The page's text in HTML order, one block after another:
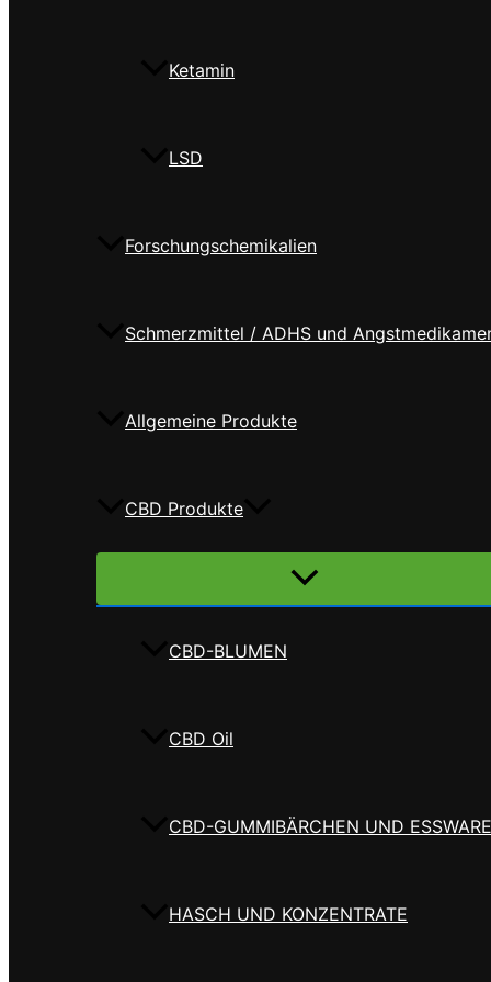
Ketamin
LSD
Forschungschemikalien
Schmerzmittel / ADHS und
Allgemeine Produkte
CBD Produkte
Menü
CBD-BLUMEN
CBD Oil
CBD-GUMMIBÄRCHEN UND
HASCH UND KONZENTRATE